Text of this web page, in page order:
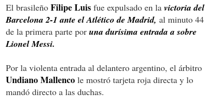
El brasileño Filipe Luis fue expulsado en la victoria del
Barcelona 2-1 ante el Atlético de Madrid, al minuto 44
de la primera parte por una durísima entrada a sobre
Lionel Messi.
Por la violenta entrada al delantero argentino, el árbitro
Undiano Mallenco le mostró tarjeta roja directa y lo
mandó directo a las duchas.